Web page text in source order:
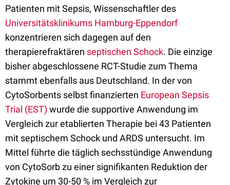
Patienten mit Sepsis, Wissenschaftler des
Universitätsklinikums Hamburg-Eppendorf
konzentrieren sich dagegen auf den
therapierefraktären septischen Schock. Die einzige
bisher abgeschlossene RCT-Studie zum Thema
stammt ebenfalls aus Deutschland. In der von
CytoSorbents selbst finanzierten European Sepsis
Trial (EST) wurde die supportive Anwendung im
Vergleich zur etablierten Therapie bei 43 Patienten
mit septischem Schock und ARDS untersucht. Im
Mittel führte die täglich sechsstündige Anwendung
von CytoSorb zu einer signifikanten Reduktion der
Zytokine um 30-50 % im Vergleich zur